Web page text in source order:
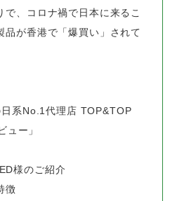
、
コロナ禍で日本に来るこ
品が香港で「爆買い」されて
系No.1代理店 TOP&TOP
ュー」
様のご紹介
徴